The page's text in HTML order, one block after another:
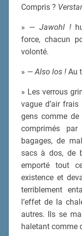
Compris ?
» — Jawohl !
force, chacun
volonté.
» — Also los !Au
» Les verrous
vague d’air frais
gens comme de
comprimés
bagages, de
sacs à dos, de
emporté tout
existence et
terriblement
l’effet de la
autres. Ils se
haletant comme